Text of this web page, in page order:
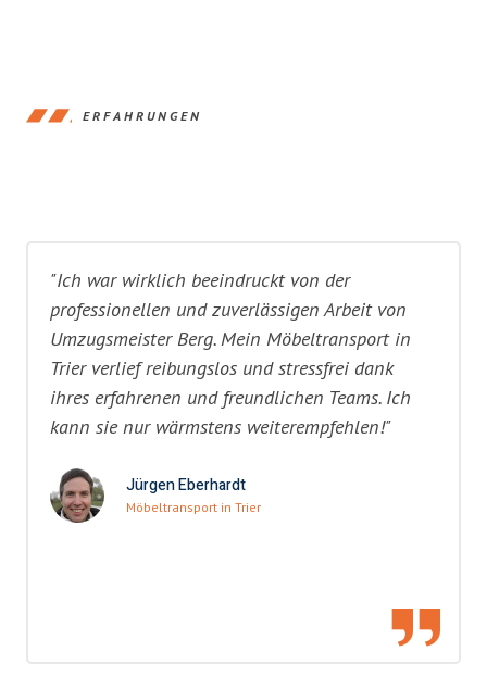
ERFAHRUNGEN
"Ich war wirklich beeindruckt von der
professionellen und zuverlässigen Arbeit von
Umzugsmeister Berg. Mein Möbeltransport in
Trier verlief reibungslos und stressfrei dank
ihres erfahrenen und freundlichen Teams. Ich
kann sie nur wärmstens weiterempfehlen!"
Jürgen Eberhardt
Möbeltransport in Trier